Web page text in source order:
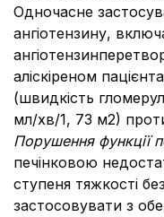
Одночасне
ангіотензину,
аліскіреном
(швидкість
мл/хв/1, 73 м2)
Порушення функції
печінковою
ступеня тяжкості
застосовувати з